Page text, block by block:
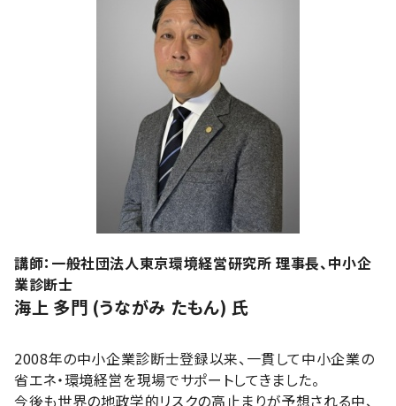
講師：一般社団法人東京環境経営研究所 理事長、中小企
業診断士
海上 多門 (うながみ たもん) 氏
2008年の中小企業診断士登録以来、一貫して中小企業の
省エネ・環境経営を現場でサポートしてきました。
今後も世界の地政学的リスクの高止まりが予想される中、